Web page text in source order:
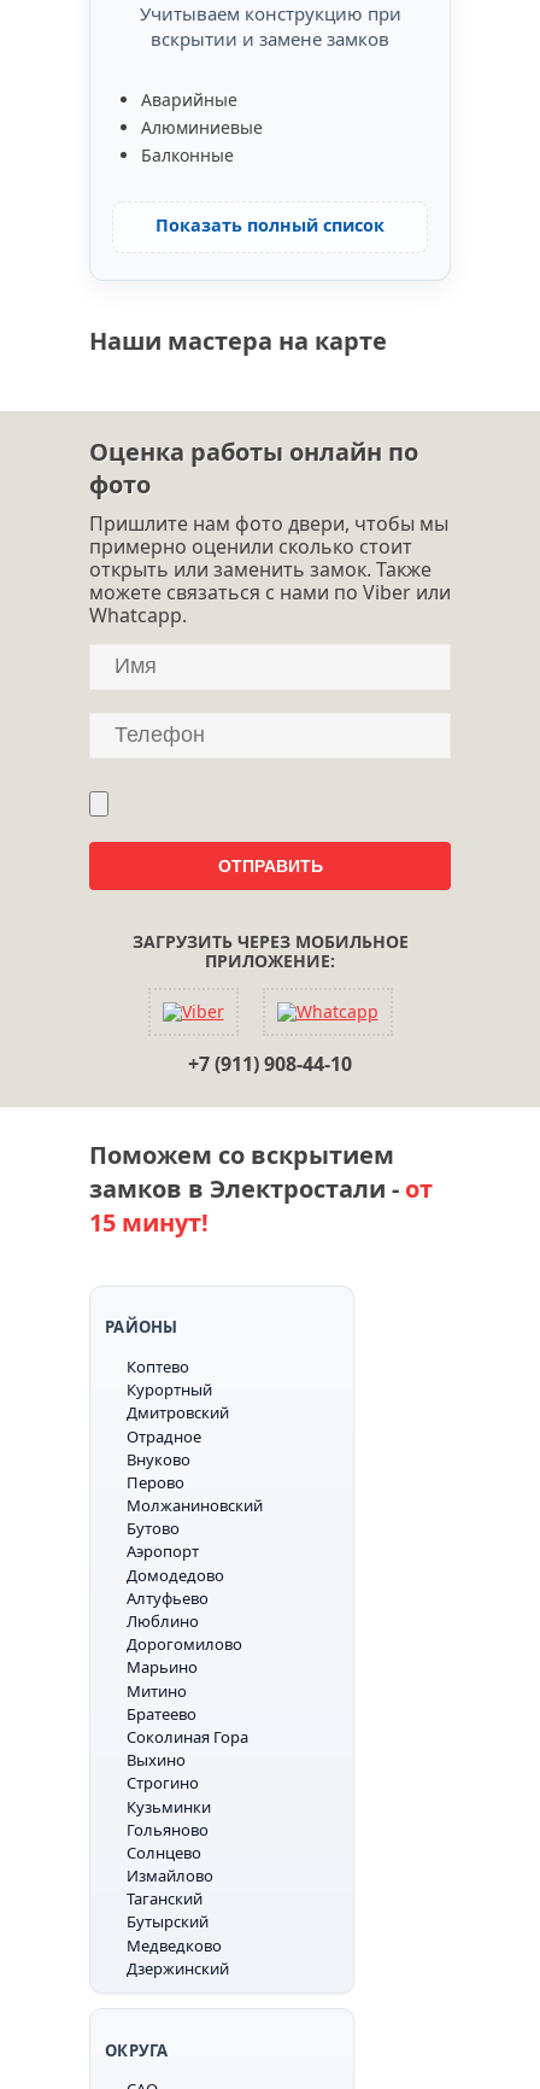
Учитываем конструкцию при
вскрытии и замене замков
Аварийные
Алюминиевые
Балконные
Показать полный список
Наши мастера на карте
Оценка работы онлайн по
фото
Пришлите нам фото двери, чтобы мы
примерно оценили сколько стоит
открыть или заменить замок. Также
можете связаться с нами по Viber или
Whatcapp.
ЗАГРУЗИТЬ ЧЕРЕЗ МОБИЛЬНОЕ
ПРИЛОЖЕНИЕ:
+7 (911) 908-44-10
Поможем со вскрытием
замков в Электростали - от
15 минут!
РАЙОНЫ
Коптево
Курортный
Дмитровский
Отрадное
Внуково
Перово
Молжаниновский
Бутово
Аэропорт
Домодедово
Алтуфьево
Люблино
Дорогомилово
Марьино
Митино
Братеево
Соколиная Гора
Выхино
Строгино
Кузьминки
Гольяново
Солнцево
Измайлово
Таганский
Бутырский
Медведково
Дзержинский
ОКРУГА